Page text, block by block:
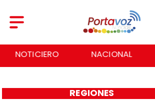
NACIONAL REGIONES
REGIONES